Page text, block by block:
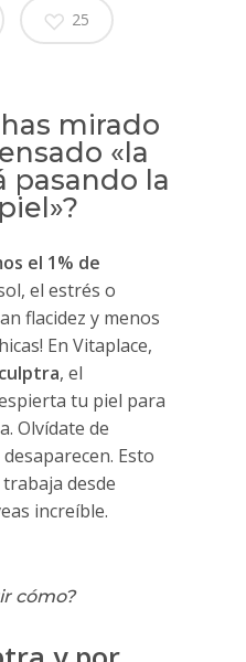
25
mirado
«la
pasando la
el 1% de
el estrés o
flacidez y menos
En Vitaplace,
, el
tu piel para
Olvídate de
Esto
desde
increíble.
cómo?